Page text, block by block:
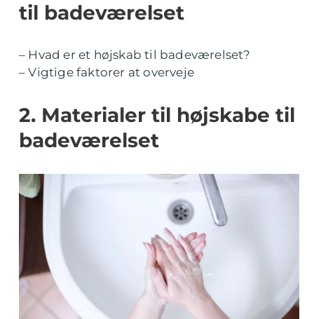
til badeværelset
– Hvad er et højskab til badeværelset?
– Vigtige faktorer at overveje
2. Materialer til højskabe til
badeværelset